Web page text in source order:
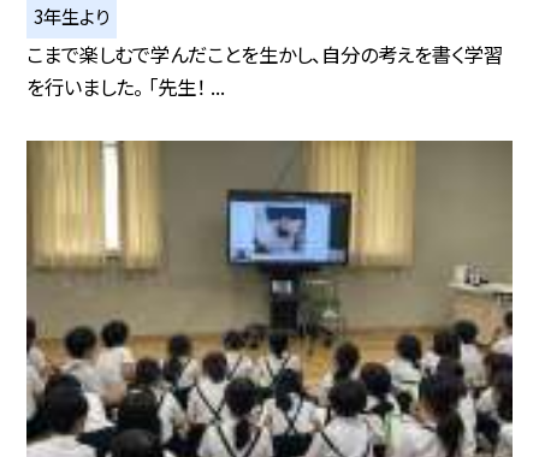
3年生より
こまで楽しむで学んだことを生かし、自分の考えを書く学習
を行いました。 「先生！ ...